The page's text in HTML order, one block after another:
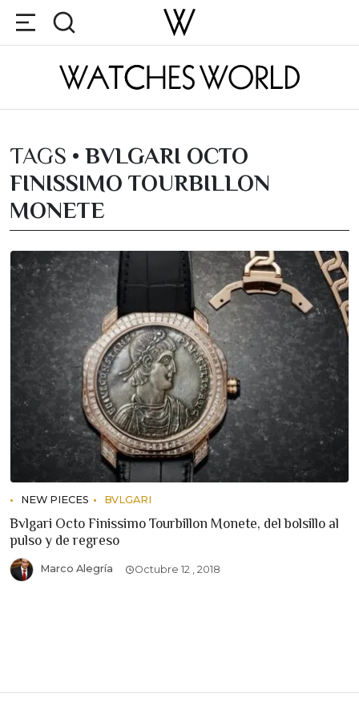
TAGS • BVLGARI OCTO
FINISSIMO TOURBILLON
MONETE
NEW PIECES BVLGARI
Bvlgari Octo Finissimo Tourbillon Monete, del bolsillo al
pulso y de regreso
Marco Alegría Octubre 12 , 2018